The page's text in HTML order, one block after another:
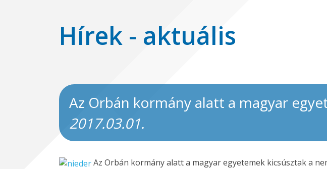
Hírek - aktuális
Az Orbán kormány alatt a magyar
2017.03.01.
Az Orbán kormány alatt a magyar egyetemek kicsúsztak a